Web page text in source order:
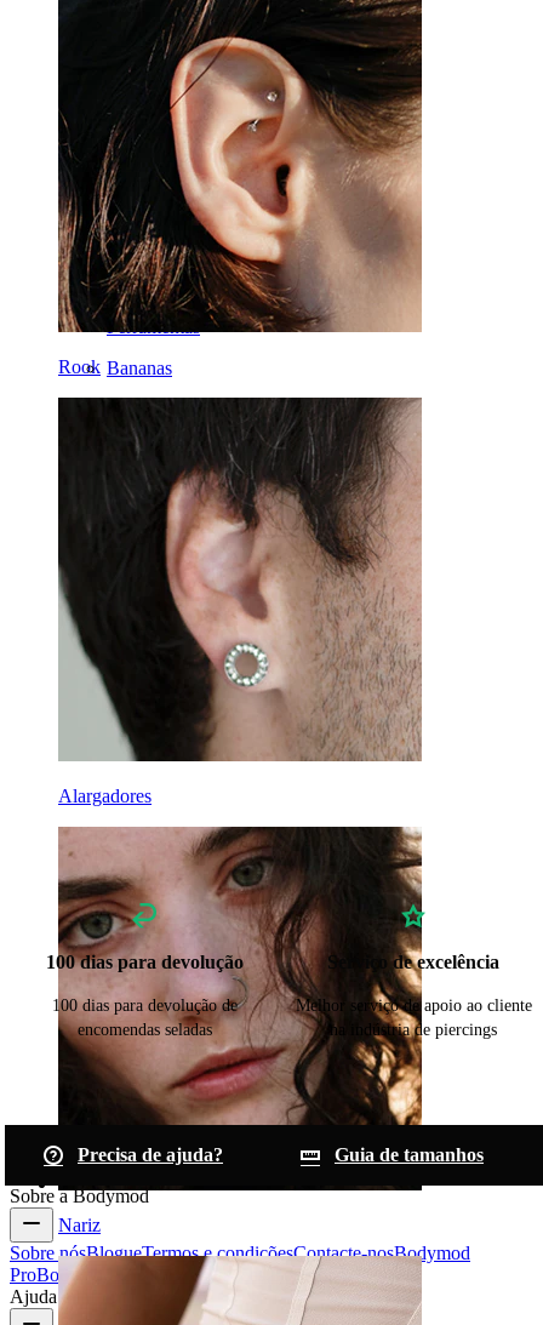
Rook
Alargadores
Nariz
Tragos
Barbell
Rook
Daith
Ferradura
Argola
Ferramentas
Bananas
Lóbulo
Titânio
100 dias para devolução
100 dias para devolução de
encomendas seladas
Serviço de excelência
Melhor serviço de apoio ao cliente
na indústria de piercings
Precisa de ajuda?
Guia de tamanhos
Sobre a Bodymod
Sobre nósBlogueTermos e condiçõesContacte-nosBodymod
ProBodymod Creators
Avaliações Bodymod
Ajuda e informações